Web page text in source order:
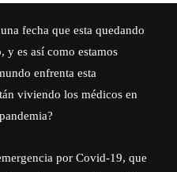
fecha que esta quedando
y es así como estamos
enfrenta esta
viviendo los médicos en
por Covid-19, que